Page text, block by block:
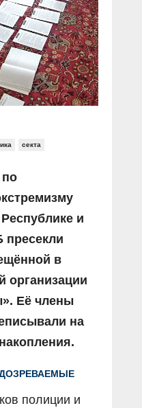
секта
по
и
пресекли
в
организации
Её члены
на
полиции и